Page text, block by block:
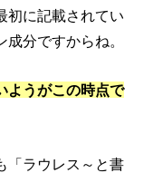
初に記載されてい
分ですからね。
ようがこの時点で
「ラウレス～と書